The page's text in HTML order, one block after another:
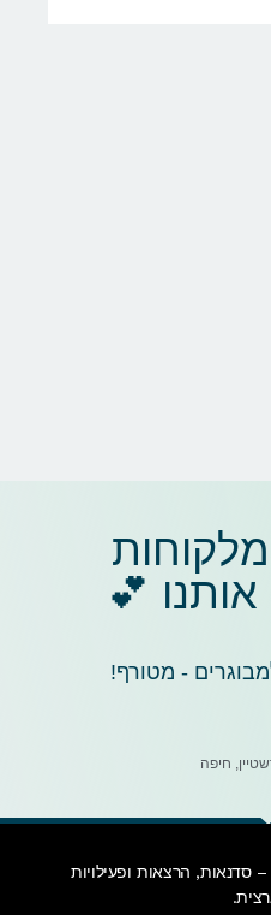
💕
- מטורף!
חיפה
סדנאות, הרצאות ופעילויות